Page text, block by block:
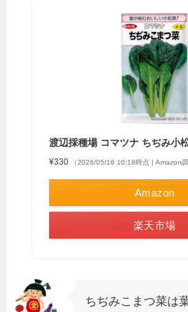
渡辺採種場 コマツナ ちぢみ小
¥330 （2026/05/16 10:18時点 | Amazon調
Amazon
楽天市場
ちぢみこまつ菜は